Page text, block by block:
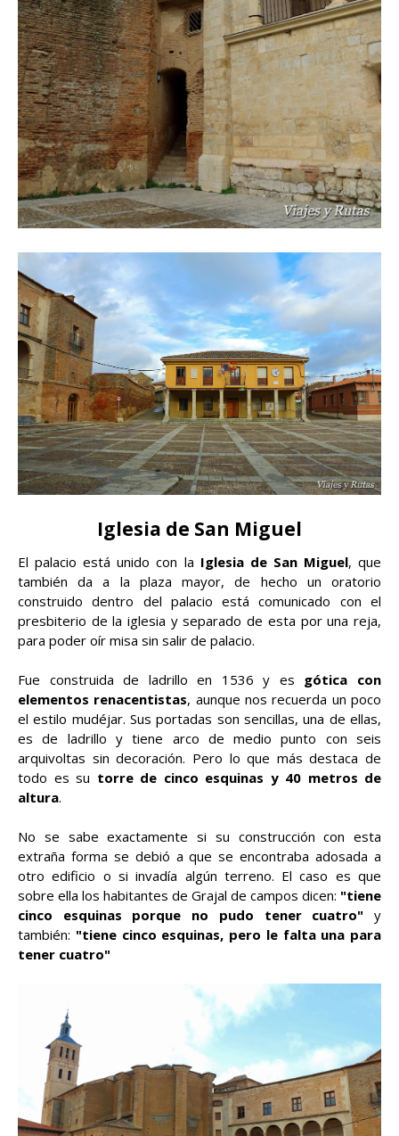
Iglesia de San Miguel
El palacio está unido con la Iglesia de San Miguel, que
también da a la plaza mayor, de hecho un oratorio
construido dentro del palacio está comunicado con el
presbiterio de la iglesia y separado de esta por una reja,
para poder oír misa sin salir de palacio.
Fue construida de ladrillo en 1536 y es gótica con
elementos renacentistas, aunque nos recuerda un poco
el estilo mudéjar. Sus portadas son sencillas, una de ellas,
es de ladrillo y tiene arco de medio punto con seis
arquivoltas sin decoración. Pero lo que más destaca de
todo es su torre de cinco esquinas y 40 metros de
altura.
No se sabe exactamente si su construcción con esta
extraña forma se debió a que se encontraba adosada a
otro edificio o si invadía algún terreno. El caso es que
sobre ella los habitantes de Grajal de campos dicen: "tiene
cinco esquinas porque no pudo tener cuatro" y
también: "tiene cinco esquinas, pero le falta una para
tener cuatro"